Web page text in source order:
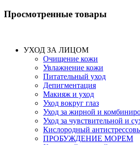
Просмотренные товары
УХОД ЗА ЛИЦОМ
Очищение кожи
Увлажнение кожи
Питательный уход
Депигментация
Макияж и уход
Уход вокруг глаз
Уход за жирной и
Уход за чувствительной и
Кислородный
ПРОБУЖДЕНИЕ МОРЕМ